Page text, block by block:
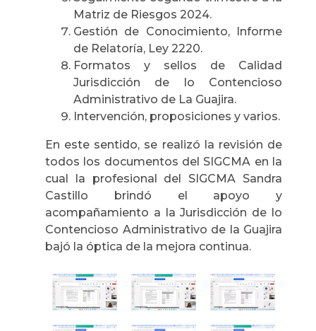
Matriz de Riesgos 2024.
Gestión de Conocimiento, Informe
de Relatoría, Ley 2220.
Formatos y sellos de Calidad
Jurisdicción de lo Contencioso
Administrativo de La Guajira.
Intervención, proposiciones y varios.
En este sentido, se realizó la revisión de
todos los documentos del SIGCMA en la
cual la profesional del SIGCMA Sandra
Castillo brindó el apoyo y
acompañamiento a la Jurisdicción de lo
Contencioso Administrativo de la Guajira
bajó la óptica de la mejora continua.